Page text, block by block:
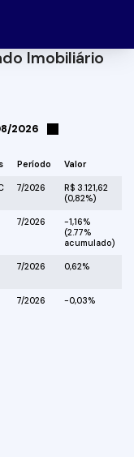
Imobiliário
2026
Período Valor
7/2026
R$ 3.121,62
(0,82%)
7/2026
-1,16%
(2.77%
acumulado)
7/2026 0,62%
7/2026 -0,03%